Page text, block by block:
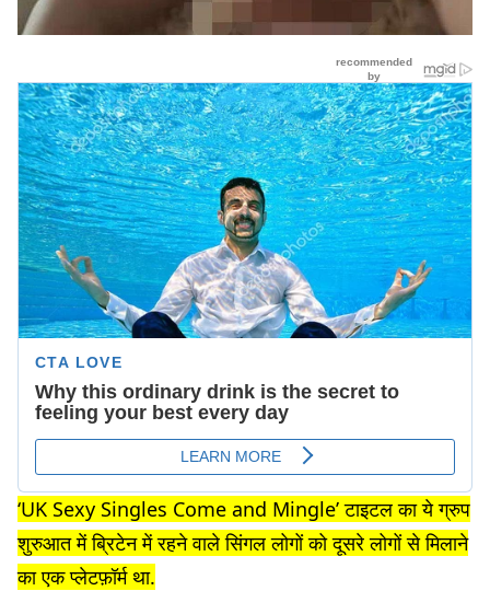
‘UK Sexy Singles Come and Mingle’ टाइटल का ये ग्रुप
शुरुआत में ब्रिटेन में रहने वाले सिंगल लोगों को दूसरे लोगों से मिलाने
का एक प्लेटफ़ॉर्म था.